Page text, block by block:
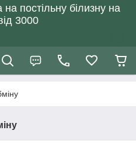
постільну білизну на
3000